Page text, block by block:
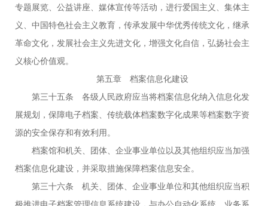
专题展览、公益讲座、媒体宣传等活动，进行爱国主义、集体主
义、中国特色社会主义教育，传承发展中华优秀传统文化，继承
革命文化，发展社会主义先进文化，增强文化自信，弘扬社会主
义核心价值观。
第五章 档案信息化建设
第三十五条 各级人民政府应当将档案信息化纳入信息化发
展规划，保障电子档案、传统载体档案数字化成果等档案数字资
源的安全保存和有效利用。
档案馆和机关、团体、企业事业单位以及其他组织应当加强
档案信息化建设，并采取措施保障档案信息安全。
第三十六条 机关、团体、企业事业单位和其他组织应当积
极推进电子档案管理信息系统建设，与办公自动化系统、业务系